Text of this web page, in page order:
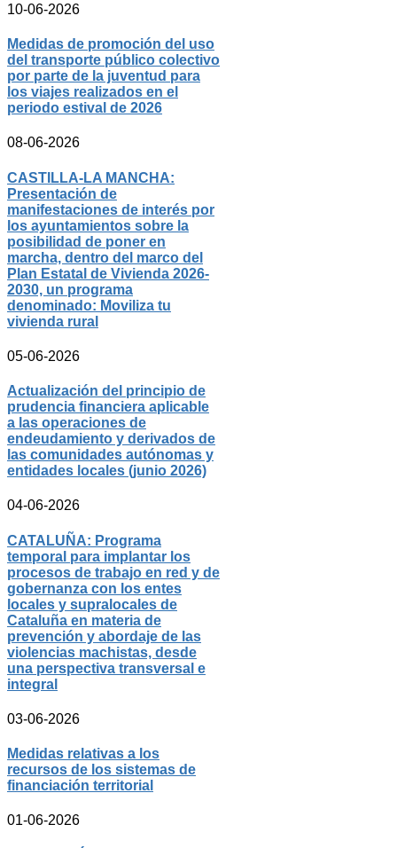
10-06-2026
Medidas de promoción del uso
del transporte público colectivo
por parte de la juventud para
los viajes realizados en el
periodo estival de 2026
08-06-2026
CASTILLA-LA MANCHA:
Presentación de
manifestaciones de interés por
los ayuntamientos sobre la
posibilidad de poner en
marcha, dentro del marco del
Plan Estatal de Vivienda 2026-
2030, un programa
denominado: Moviliza tu
vivienda rural
05-06-2026
Actualización del principio de
prudencia financiera aplicable
a las operaciones de
endeudamiento y derivados de
las comunidades autónomas y
entidades locales (junio 2026)
04-06-2026
CATALUÑA: Programa
temporal para implantar los
procesos de trabajo en red y de
gobernanza con los entes
locales y supralocales de
Cataluña en materia de
prevención y abordaje de las
violencias machistas, desde
una perspectiva transversal e
integral
03-06-2026
Medidas relativas a los
recursos de los sistemas de
financiación territorial
01-06-2026